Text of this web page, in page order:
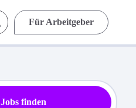
Für Arbeitgeber
Jobs finden